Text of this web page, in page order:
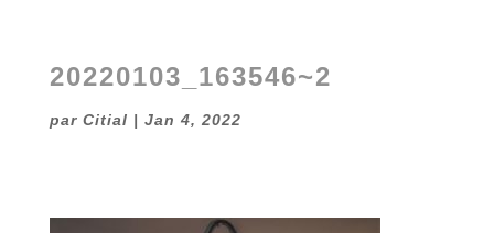
20220103_163546~2
par Citial | Jan 4, 2022